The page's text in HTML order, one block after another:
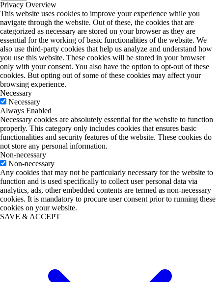
Privacy Overview
This website uses cookies to improve your experience while you
navigate through the website. Out of these, the cookies that are
categorized as necessary are stored on your browser as they are
essential for the working of basic functionalities of the website. We
also use third-party cookies that help us analyze and understand how
you use this website. These cookies will be stored in your browser
only with your consent. You also have the option to opt-out of these
cookies. But opting out of some of these cookies may affect your
browsing experience.
Necessary
Necessary
Always Enabled
Necessary cookies are absolutely essential for the website to function
properly. This category only includes cookies that ensures basic
functionalities and security features of the website. These cookies do
not store any personal information.
Non-necessary
Non-necessary
Any cookies that may not be particularly necessary for the website to
function and is used specifically to collect user personal data via
analytics, ads, other embedded contents are termed as non-necessary
cookies. It is mandatory to procure user consent prior to running these
cookies on your website.
SAVE & ACCEPT